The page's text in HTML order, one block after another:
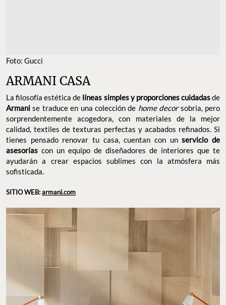
Foto: Gucci
ARMANI CASA
La filosofía estética de líneas simples y proporciones cuidadasde
Armani se traduce en una colección de home decorsobria, pero
sorprendentemente acogedora, con materiales de la mejor
calidad, textiles de texturas perfectas y acabados refinados. Si
tienes pensado renovar tu casa, cuentan con unservicio de
asesorías con un equipo de diseñadores de interiores que te
ayudarán a crear espacios sublimes con la atmósfera más
sofisticada.
SITIO WEB:armani.com